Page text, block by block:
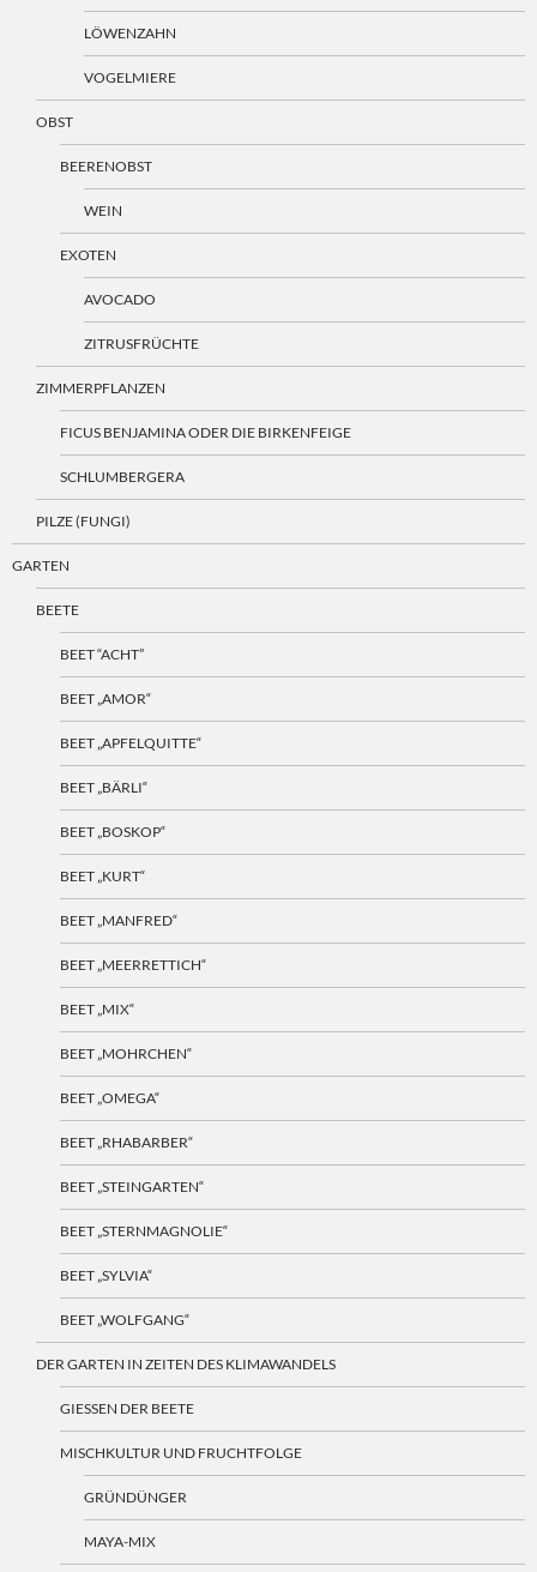
LÖWENZAHN
VOGELMIERE
OBST
BEERENOBST
WEIN
EXOTEN
AVOCADO
ZITRUSFRÜCHTE
ZIMMERPFLANZEN
FICUS BENJAMINA ODER DIE BIRKENFEIGE
SCHLUMBERGERA
PILZE (FUNGI)
GARTEN
BEETE
BEET “ACHT”
BEET „AMOR“
BEET „APFELQUITTE“
BEET „BÄRLI“
BEET „BOSKOP“
BEET „KURT“
BEET „MANFRED“
BEET „MEERRETTICH“
BEET „MIX“
BEET „MOHRCHEN“
BEET „OMEGA“
BEET „RHABARBER“
BEET „STEINGARTEN“
BEET „STERNMAGNOLIE“
BEET „SYLVIA“
BEET „WOLFGANG“
DER GARTEN IN ZEITEN DES KLIMAWANDELS
GIESSEN DER BEETE
MISCHKULTUR UND FRUCHTFOLGE
GRÜNDÜNGER
MAYA-MIX